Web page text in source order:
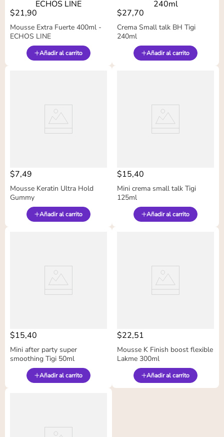
$21,90
Mousse Extra Fuerte 400ml -
ECHOS LINE
Añadir al carrito
$27,70
Crema Small talk BH Tigi
240ml
Añadir al carrito
$7,49
Mousse Keratin Ultra Hold
Gummy
Añadir al carrito
$15,40
Mini crema small talk Tigi
125ml
Añadir al carrito
$15,40
Mini after party super
smoothing Tigi 50ml
Añadir al carrito
$22,51
Mousse K Finish boost flexible
Lakme 300ml
Añadir al carrito